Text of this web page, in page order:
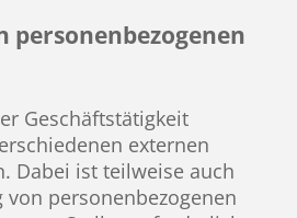
personenbezogenen
Geschäftstätigkeit
externen
Dabei ist teilweise auch
personenbezogenen